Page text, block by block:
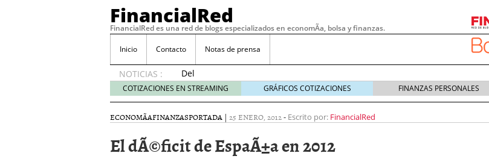
FinancialRed
FinancialRed es una red de blogs especializados en economÃ­a, bolsa y finanzas.
Inicio Contacto Notas de prensa
NOTICIAS :
Del
depósito
a la
cómo
cambiando
COTIZACIONES EN STREAMING GRÁFICOS COTIZACIONES FINANZAS PERSONALES
ECONOMÃ­AFINANZASPORTADA | 25 ENERO, 2012- Escrito por: FinancialRed
El dÃ©ficit de EspaÃ±a en 2012